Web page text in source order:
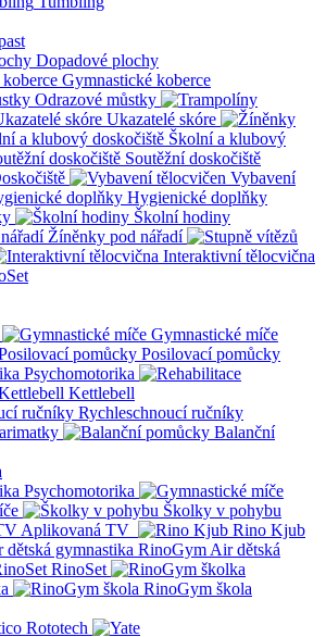
Dopadové plochy
Gymnastické koberce
Odrazové můstky
Ukazatelé skóre
Školní a klubový
Soutěžní doskočiště
Vybavení
Hygienické doplňky
Školní hodiny
Žíněnky pod nářadí
Interaktivní tělocvična
Gymnastické míče
Posilovací pomůcky
Psychomotorika
Kettlebell
Rychleschnoucí ručníky
Balanční
Psychomotorika
Školky v pohybu
Aplikovaná TV
Rino Kjub
RinoGym Air dětská
RinoSet
RinoGym škola